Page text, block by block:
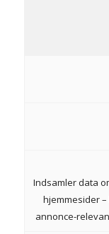
Indsamler data
hjemmesider
annonce-